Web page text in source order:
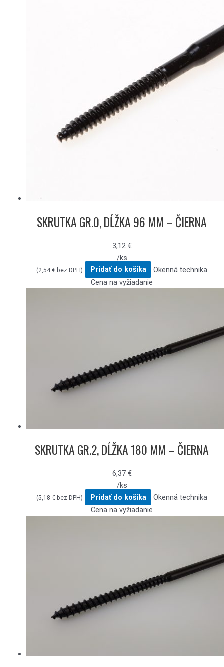
SKRUTKA GR.0, DĹŽKA 96 MM – ČIERNA
3,12 €
/ks
(2,54€bez DPH) Pridať do košíka
Okenná technika
Cena na vyžiadanie
SKRUTKA GR.2, DĹŽKA 180 MM – ČIERNA
6,37 €
/ks
(5,18 €bez DPH) Pridať do košíka
Okenná technika
Cena na vyžiadanie